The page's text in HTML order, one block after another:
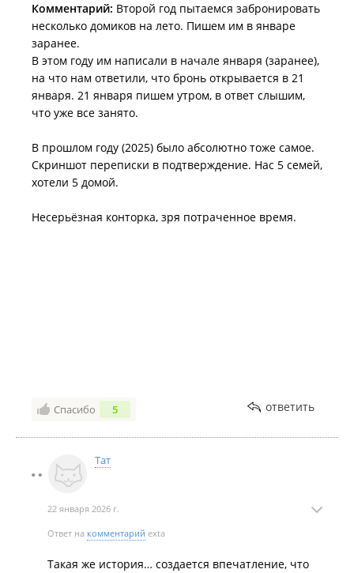
ООО "Волна".
База отдыха в
сфере туристской индустрии
Комментарий: Второй год пытаемся забронировать
несколько домиков на лето. Пишем им в январе
заранее.
В этом году им написали в начале января (заранее),
на что нам ответили, что бронь открывается в 21
января. 21 января пишем утром, в ответ слышим,
что уже все занято.
В прошлом году (2025) было абсолютно тоже самое.
Скриншот переписки в подтверждение. Нас 5 семей,
хотели 5 домой.
Несерьёзная конторка, зря потраченное время.
Спасибо 5 ответить
Тат
22 января 2026 г.
Ответ на комментарий exta
Такая же история… создается впечатление, что